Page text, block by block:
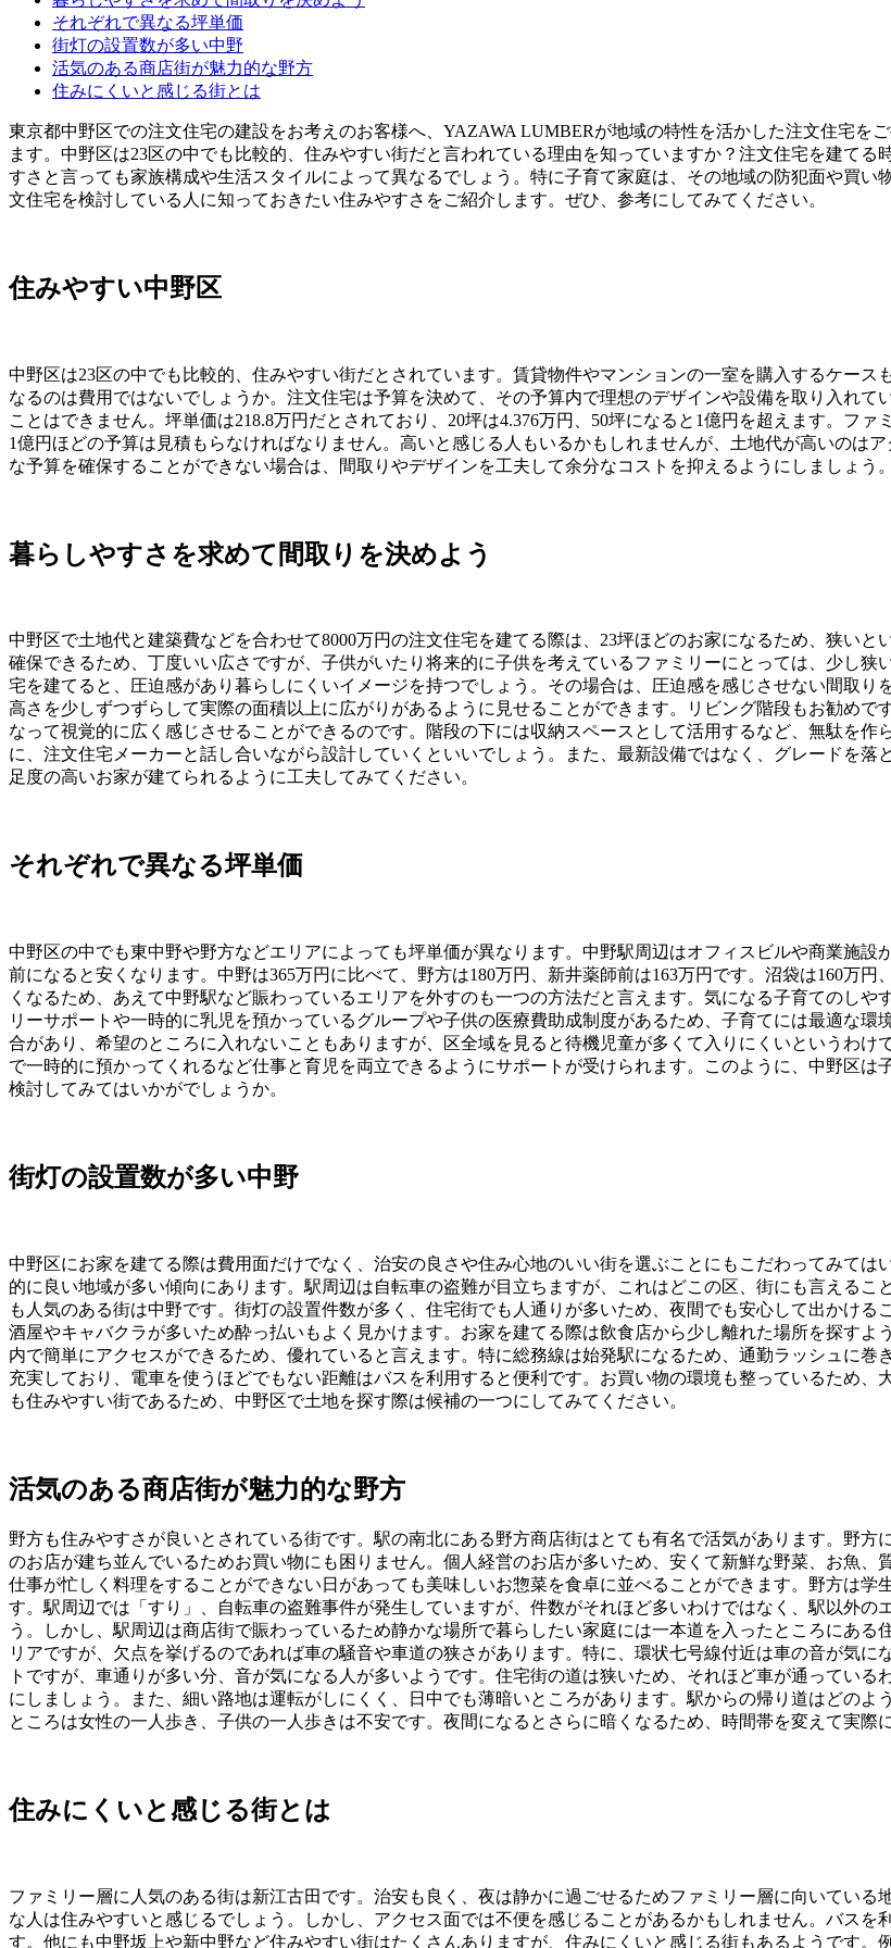
それぞれで異なる坪単価
街灯の設置数が多い中野
活気のある商店街が魅力的な野方
住みにくいと感じる街とは
東京都中野区での注文住宅の建設をお考えのお客様へ、YAZAWA LUMBERが地域の特性を活かした注文住宅を
ます。中野区は23区の中でも比較的、住みやすい街だと言われている理由を知っていますか？注文住宅を建て
すさと言っても家族構成や生活スタイルによって異なるでしょう。特に子育て家庭は、その地域の防犯面や買
文住宅を検討している人に知っておきたい住みやすさをご紹介します。ぜひ、参考にしてみてください。
住みやすい中野区
中野区は23区の中でも比較的、住みやすい街だとされています。賃貸物件やマンションの一室を購入するケー
なるのは費用ではないでしょうか。注文住宅は予算を決めて、その予算内で理想のデザインや設備を取り入れ
ことはできません。坪単価は218.8万円だとされており、20坪は4.376万円、50坪になると1億円を超えます。フ
1億円ほどの予算は見積もらなければなりません。高いと感じる人もいるかもしれませんが、土地代が高いのは
な予算を確保することができない場合は、間取りやデザインを工夫して余分なコストを抑えるようにしましょう。
暮らしやすさを求めて間取りを決めよう
中野区で土地代と建築費などを合わせて8000万円の注文住宅を建てる際は、23坪ほどのお家になるため、狭い
確保できるため、丁度いい広さですが、子供がいたり将来的に子供を考えているファミリーにとっては、少し
宅を建てると、圧迫感があり暮らしにくいイメージを持つでしょう。その場合は、圧迫感を感じさせない間取
高さを少しずつずらして実際の面積以上に広がりがあるように見せることができます。リビング階段もお勧めで
なって視覚的に広く感じさせることができるのです。階段の下には収納スペースとして活用するなど、無駄を
に、注文住宅メーカーと話し合いながら設計していくといいでしょう。また、最新設備ではなく、グレードを
足度の高いお家が建てられるように工夫してみてください。
それぞれで異なる坪単価
中野区の中でも東中野や野方などエリアによっても坪単価が異なります。中野駅周辺はオフィスビルや商業施
前になると安くなります。中野は365万円に比べて、野方は180万円、新井薬師前は163万円です。沼袋は160万
くなるため、あえて中野駅など賑わっているエリアを外すのも一つの方法だと言えます。気になる子育てのし
リーサポートや一時的に乳児を預かっているグループや子供の医療費助成制度があるため、子育てには最適な
合があり、希望のところに入れないこともありますが、区全域を見ると待機児童が多くて入りにくいというわ
で一時的に預かってくれるなど仕事と育児を両立できるようにサポートが受けられます。このように、中野区
検討してみてはいかがでしょうか。
街灯の設置数が多い中野
中野区にお家を建てる際は費用面だけでなく、治安の良さや住み心地のいい街を選ぶことにもこだわってみて
的に良い地域が多い傾向にあります。駅周辺は自転車の盗難が目立ちますが、これはどこの区、街にも言える
も人気のある街は中野です。街灯の設置件数が多く、住宅街でも人通りが多いため、夜間でも安心して出かけ
酒屋やキャバクラが多いため酔っ払いもよく見かけます。お家を建てる際は飲食店から少し離れた場所を探す
内で簡単にアクセスができるため、優れていると言えます。特に総務線は始発駅になるため、通勤ラッシュに
充実しており、電車を使うほどでもない距離はバスを利用すると便利です。お買い物の環境も整っているため
も住みやすい街であるため、中野区で土地を探す際は候補の一つにしてみてください。
活気のある商店街が魅力的な野方
野方も住みやすさが良いとされている街です。駅の南北にある野方商店街はとても有名で活気があります。野
のお店が建ち並んでいるためお買い物にも困りません。個人経営のお店が多いため、安くて新鮮な野菜、お魚、
仕事が忙しく料理をすることができない日があっても美味しいお惣菜を食卓に並べることができます。野方は
す。駅周辺では「すり」、自転車の盗難事件が発生していますが、件数がそれほど多いわけではなく、駅以外
う。しかし、駅周辺は商店街で賑わっているため静かな場所で暮らしたい家庭には一本道を入ったところにあ
リアですが、欠点を挙げるのであれば車の騒音や車道の狭さがあります。特に、環状七号線付近は車の音が気
トですが、車通りが多い分、音が気になる人が多いようです。住宅街の道は狭いため、それほど車が通ってい
にしましょう。また、細い路地は運転がしにくく、日中でも薄暗いところがあります。駅からの帰り道はどの
ところは女性の一人歩き、子供の一人歩きは不安です。夜間になるとさらに暗くなるため、時間帯を変えて実際
住みにくいと感じる街とは
ファミリー層に人気のある街は新江古田です。治安も良く、夜は静かに過ごせるためファミリー層に向いてい
な人は住みやすいと感じるでしょう。しかし、アクセス面では不便を感じることがあるかもしれません。バス
す。他にも中野坂上や新中野など住みやすい街はたくさんありますが、住みにくいと感じる街もあるようです